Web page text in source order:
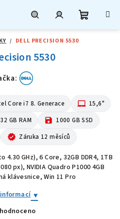
/ DELL PRECISION 5530
5530
Core i7 8. Generace laptop_mac 15,6"
32 GB RAM save 1000 GB SSD
verified Záruka 12 měsíců
4.30 GHz), 6 Core, 32GB DDR4, 1TB
px), NVIDIA Quadro P1000 4GB
klávesnice, Win 11 Pro